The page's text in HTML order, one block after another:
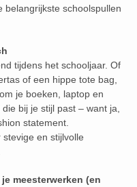
belangrijkste schoolspullen
tijdens het schooljaar. Of
of een hippe tote bag,
je boeken, laptop en
bij je stijl past – want ja,
statement.
en stijlvolle
meesterwerken (en